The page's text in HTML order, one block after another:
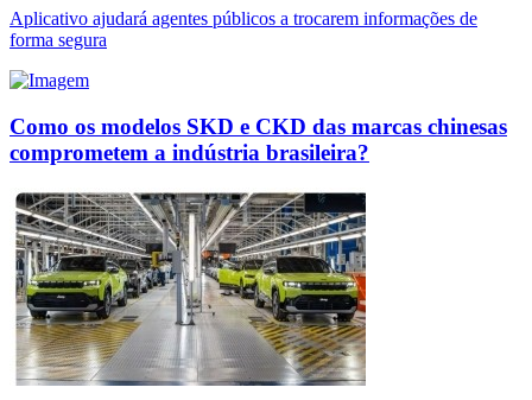
Aplicativo ajudará agentes públicos a trocarem informações de
forma segura
Como os modelos SKD e CKD das marcas chinesas
comprometem a indústria brasileira?